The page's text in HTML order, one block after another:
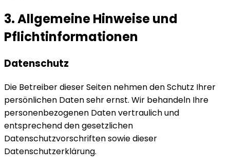
3. Allgemeine Hinweise und
Pflicht­informationen
Datenschutz
Die Betreiber dieser Seiten nehmen den Schutz Ihrer
persönlichen Daten sehr ernst. Wir behandeln Ihre
personenbezogenen Daten vertraulich und
entsprechend den gesetzlichen
Datenschutzvorschriften sowie dieser
Datenschutzerklärung.